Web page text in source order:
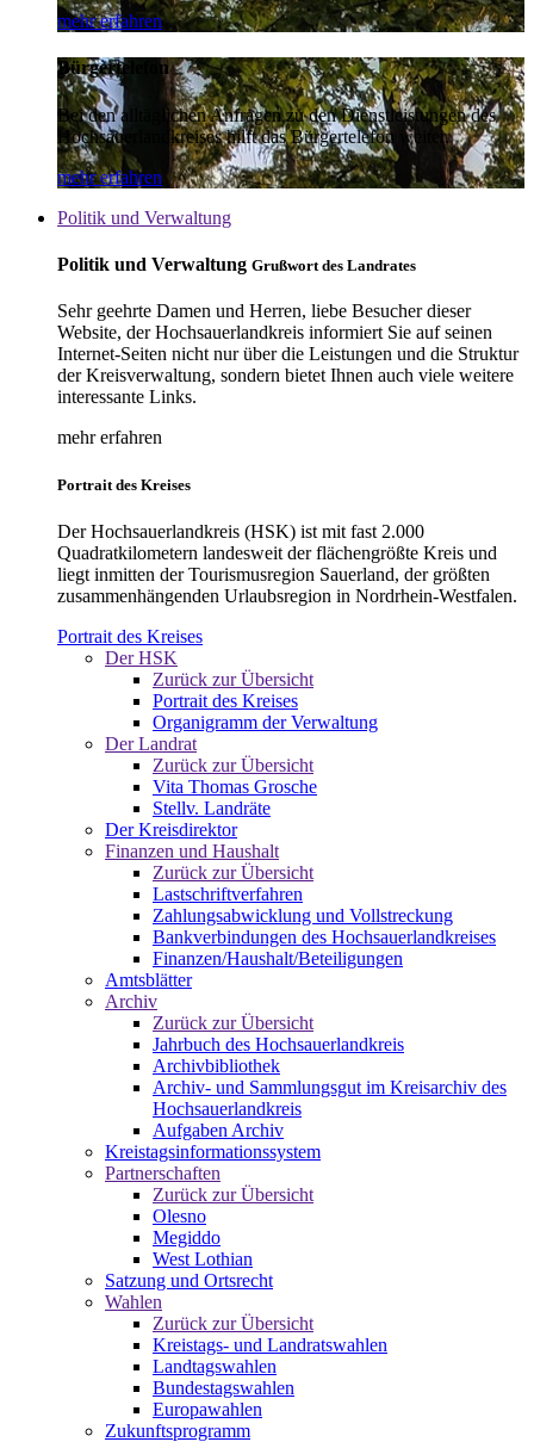
mehr erfahren
Bürgertelefon
Bei den alltäglichen Anfragen zu den Dienstleistungen des
Hochsauerlandkreises hilft das Bürgertelefon weiter.
mehr erfahren
Politik und Verwaltung
Politik und Verwaltung Grußwort des Landrates
Sehr geehrte Damen und Herren, liebe Besucher dieser
Website, der Hochsauerlandkreis informiert Sie auf seinen
Internet-Seiten nicht nur über die Leistungen und die Struktur
der Kreisverwaltung, sondern bietet Ihnen auch viele weitere
interessante Links.
mehr erfahren
Portrait des Kreises
Der Hochsauerlandkreis (HSK) ist mit fast 2.000
Quadratkilometern landesweit der flächengrößte Kreis und
liegt inmitten der Tourismusregion Sauerland, der größten
zusammenhängenden Urlaubsregion in Nordrhein-Westfalen.
Portrait des Kreises
Der HSK
Zurück zur Übersicht
Portrait des Kreises
Organigramm der Verwaltung
Der Landrat
Zurück zur Übersicht
Vita Thomas Grosche
Stellv. Landräte
Der Kreisdirektor
Finanzen und Haushalt
Zurück zur Übersicht
Lastschriftverfahren
Zahlungsabwicklung und Vollstreckung
Bankverbindungen des Hochsauerlandkreises
Finanzen/Haushalt/Beteiligungen
Amtsblätter
Archiv
Zurück zur Übersicht
Jahrbuch des Hochsauerlandkreis
Archivbibliothek
Archiv- und Sammlungsgut im Kreisarchiv des
Hochsauerlandkreis
Aufgaben Archiv
Kreistagsinformationssystem
Partnerschaften
Zurück zur Übersicht
Olesno
Megiddo
West Lothian
Satzung und Ortsrecht
Wahlen
Zurück zur Übersicht
Kreistags- und Landratswahlen
Landtagswahlen
Bundestagswahlen
Europawahlen
Zukunftsprogramm